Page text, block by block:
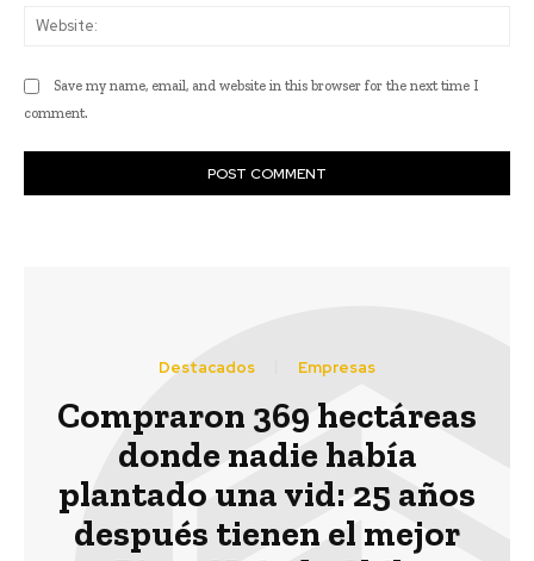
Save my name, email, and website in this browser for the next time I
comment.